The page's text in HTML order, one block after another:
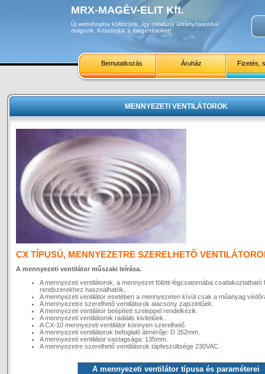
MRX-MAGÉV-ELIT Kft.
Új webshopba költözünk, így oldalunk átirányításokkal
dolgozik. Köszönjük a megértésüket!
Bemutatkozás Áruház Fizetés,
MENNYEZETI VENTILÁTOROK
CX TÍPUSÚ, MENNYEZETRE SZERELHETÕ
A mennyezeti ventilátor műszaki leírása.
A mennyezeti ventilátorok, a mennyezet fölötti légcsatornába csatlakoztatható
rendszerekhez használhatók.
A mennyezeti ventilátor esetében a mennyezeten kívül csak a műanyag
A mennyezetre szerelhető ventilátorok alacsony zajszintűek.
A mennyezeti ventilátor beépített szeleppel rendelkezik.
A mennyezeti ventilátorok radiális kivitelűek..
A CX-10 mennyezeti ventilátor könnyen szerelhető.
A mennyezeti ventilátorok befoglaló átmérője: D 352mm.
A mennyezeti ventilátor vastagsága: 135mm.
A mennyezetre szerelhető ventilátorok tápfeszültsége 230VAC.
A mennyezeti ventilátor típusa és paraméterei